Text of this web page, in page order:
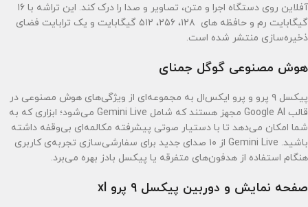
آفلاین روی دستگاه اجرا و متن، تصاویر و صدا را درک کند. این تراشه با ۱۶
گیگابایت رم و حافظه های ۱۲۸، ۲۵۶، ۵۱۲ گیگابایت و یک ترابایت فضای
ذخیره‌سازی منتشر شده است.
هوش مصنوعی گوگل جمنای
پیکسل ۹ پرو و پرو ایکس‌ال به مجموعه‌ای از ویژگی‌های هوش مصنوعی در
قالب Google AI مجهز هستند که شامل Gemini Live می‌شود؛ ابزاری که به
شما امکان می‌دهد تا با دستیار صوتی پیشرفته مکالمه‌ای بی‌وقفه داشته
باشید. Gemini Live از ۱۰ صدای جدید برای سفارشی‌سازی تجربه‌ی کاربری
هنگام استفاده از هدفون‌های متفرقه یا پیکسل بادز بهره می‌برد.
صفحه نمایش و دوربین پیکسل ۹ پرو xl